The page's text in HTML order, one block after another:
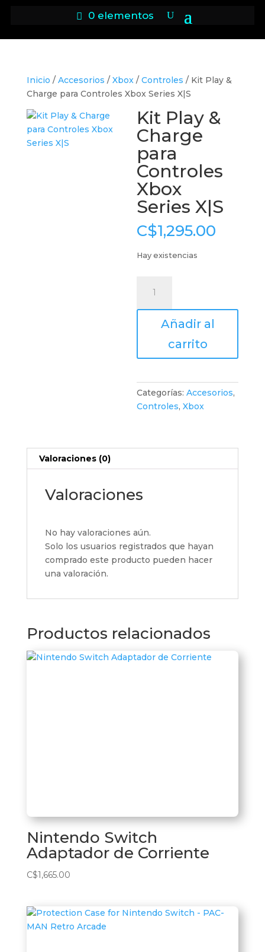
0 elementos
Inicio / Accesorios / Xbox/ Controles / Kit Play &
Charge para Controles Xbox Series X|S
Kit Play &
Charge
para
Controles
Xbox
Series X|S
C$1,295.00
Hay existencias
Play
&
Charge
Controles
X|S
cantidad
Añadir al
carrito
Categorías:Accesorios,
Controles,Xbox
Valoraciones (0)
Valoraciones
No hay valoraciones aún.
Solo los usuarios registrados que hayan
comprado este producto pueden hacer
una valoración.
Productos relacionados
Nintendo Switch
Adaptador de Corriente
C$1,665.00